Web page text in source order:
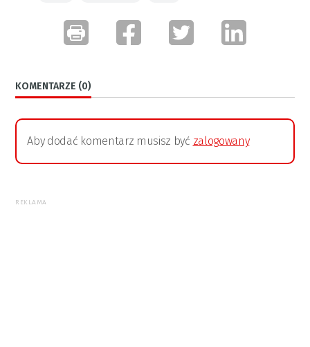
KOMENTARZE (0)
Aby dodać komentarz musisz być zalogowany
REKLAMA